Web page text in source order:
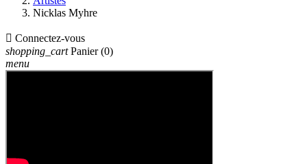
Nicklas Myhre
 Connectez-vous
shopping_cart Panier (0)
menu